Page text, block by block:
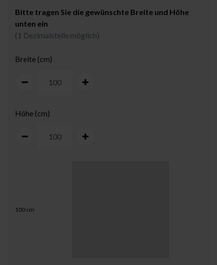
Bitte tragen Sie die gewünschte Breite und Höhe
unten ein
(1 Dezimalstelle möglich)
Breite (cm)
Höhe (cm)
100 cm